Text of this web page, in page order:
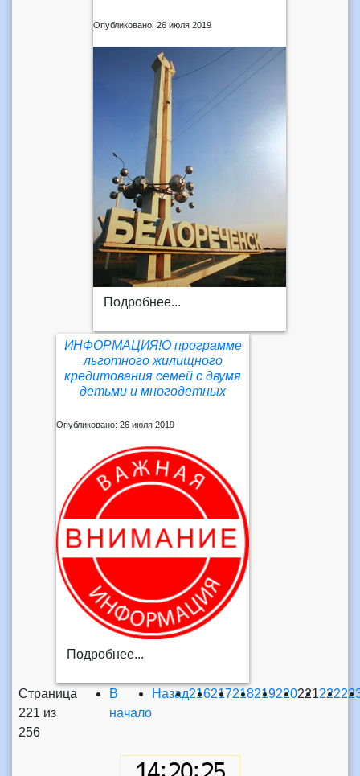
Опубликовано: 26 июля 2019
Подробнее...
ИНФОРМАЦИЯ!О программе
льготного жилищного
кредитования семей с двумя
детьми и многодетных
Опубликовано: 26 июля 2019
Подробнее...
Страница
221 из
256
В
начало
Назад216217218219220221222